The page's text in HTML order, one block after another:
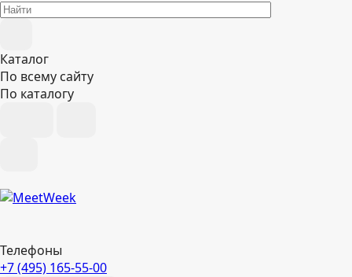
Каталог
По всему сайту
По каталогу
Телефоны
+7 (495) 165-55-00